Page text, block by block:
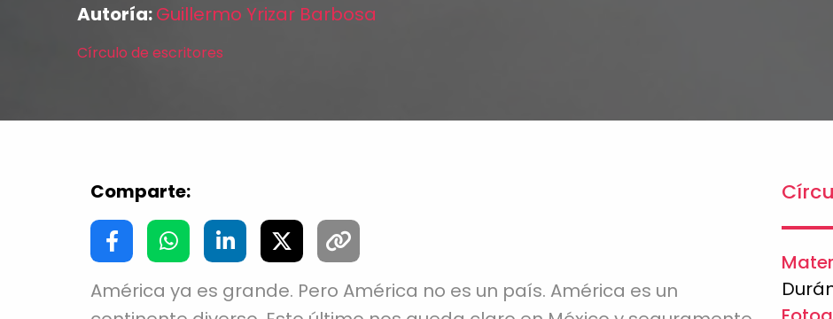
Autoría:Guillermo Yrizar Barbosa
Círculo de escritores
Comparte:
América ya es grande. Pero América no es un país. América es un